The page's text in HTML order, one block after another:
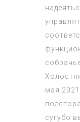
мая
сугубо